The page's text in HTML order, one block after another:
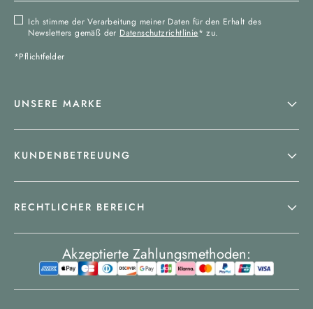
Ich stimme der Verarbeitung meiner Daten für den Erhalt des
Newsletters gemäß der Datenschutzrichtlinie* zu.
*Pflichtfelder
UNSERE MARKE
KUNDENBETREUUNG
RECHTLICHER BEREICH
Akzeptierte Zahlungsmethoden: